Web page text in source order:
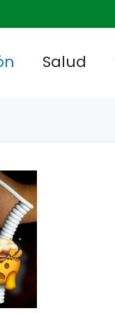
Salud